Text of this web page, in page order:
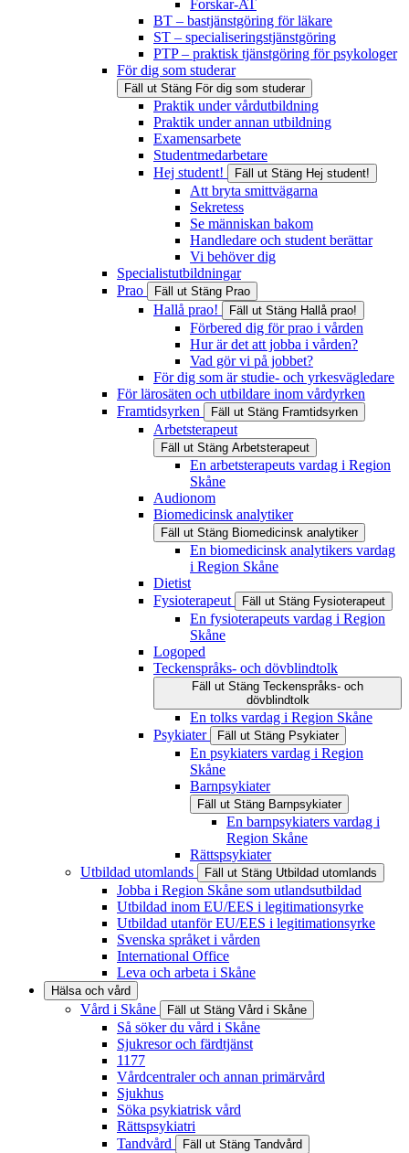
Forskar-AT
BT – bastjänstgöring för läkare
ST – specialiseringstjänstgöring
PTP – praktisk tjänstgöring för psykologer
För dig som studerar
Fäll ut Stäng För dig som studerar
Praktik under vårdutbildning
Praktik under annan utbildning
Examensarbete
Studentmedarbetare
Hej student!
Fäll ut Stäng Hej student!
Att bryta smittvägarna
Sekretess
Se människan bakom
Handledare och student berättar
Vi behöver dig
Specialistutbildningar
Prao
Fäll ut Stäng Prao
Hallå prao! Fäll ut Stäng Hallå prao!
Förbered dig för prao i vården
Hur är det att jobba i vården?
Vad gör vi på jobbet?
För dig som är studie- och yrkesvägledare
För lärosäten och utbildare inom vårdyrken
Framtidsyrken
Fäll ut Stäng Framtidsyrken
Arbetsterapeut
Fäll ut Stäng Arbetsterapeut
En arbetsterapeuts vardag i Region
Skåne
Audionom
Biomedicinsk analytiker
Fäll ut Stäng Biomedicinsk analytiker
En biomedicinsk analytikers vardag
i Region Skåne
Dietist
Fysioterapeut
Fäll ut Stäng Fysioterapeut
En fysioterapeuts vardag i Region
Skåne
Logoped
Teckenspråks- och dövblindtolk
Fäll ut Stäng Teckenspråks- och
dövblindtolk
En tolks vardag i Region Skåne
Psykiater
Fäll ut Stäng Psykiater
En psykiaters vardag i Region
Skåne
Barnpsykiater
Fäll ut Stäng Barnpsykiater
En barnpsykiaters vardag i
Region Skåne
Rättspsykiater
Utbildad utomlands
Fäll ut Stäng Utbildad utomlands
Jobba i Region Skåne som utlandsutbildad
Utbildad inom EU/EES i legitimationsyrke
Utbildad utanför EU/EES i legitimationsyrke
Svenska språket i vården
International Office
Leva och arbeta i Skåne
Hälsa och vård
Vård i Skåne Fäll ut Stäng Vård i Skåne
Så söker du vård i Skåne
Sjukresor och färdtjänst
1177
Vårdcentraler och annan primärvård
Sjukhus
Söka psykiatrisk vård
Rättspsykiatri
Tandvård
Fäll ut Stäng Tandvård